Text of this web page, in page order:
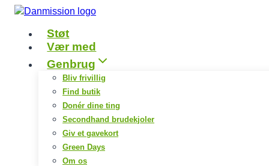
Fortsæt
indhold
Støt
Vær med
Genbrug
Bliv frivillig
Find butik
Donér dine ting
Secondhand brudekjoler
Giv et gavekort
Green Days
Om os